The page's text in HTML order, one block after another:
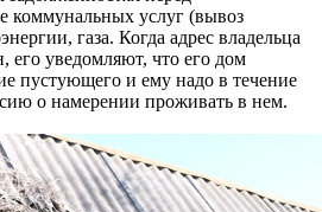
коммунальных услуг (вывоз
газа. Когда адрес владельца
его уведомляют, что его дом
пустующего и ему надо в течение
о намерении проживать в нем.